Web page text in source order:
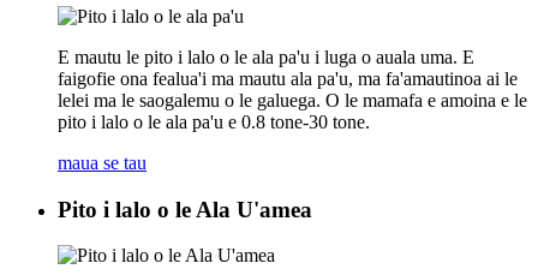
E mautu le pito i lalo o le ala pa'u i luga o auala uma. E
faigofie ona fealua'i ma mautu ala pa'u, ma fa'amautinoa ai le
lelei ma le saogalemu o le galuega. O le mamafa e amoina e le
pito i lalo o le ala pa'u e 0.8 tone-30 tone.
maua se tau
Pito i lalo o le Ala U'amea